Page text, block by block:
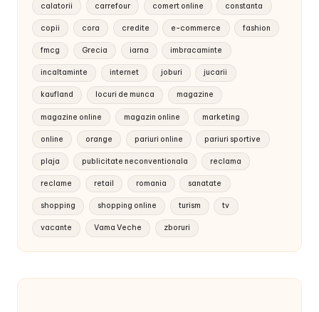
calatorii carrefour comert online constanta
copii cora credite e-commerce fashion
fmcg Grecia iarna imbracaminte
incaltaminte internet joburi jucarii
kaufland locuri de munca magazine
magazine online magazin online marketing
online orange pariuri online pariuri sportive
plaja publicitate neconventionala reclama
reclame retail romania sanatate
shopping shopping online turism tv
vacante Vama Veche zboruri